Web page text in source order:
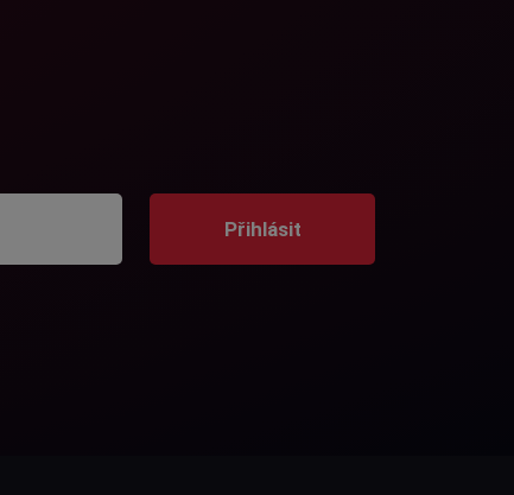
Přihlásit